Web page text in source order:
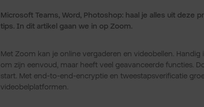
Microsoft Teams, Word, Photoshop: haal je alles uit deze
tips. In dit artikel gaan we in op Zoom.
Met Zoom kan je online vergaderen en videobellen.
om zijn eenvoud, maar heeft veel geavanceerde functies.
start. Met end-to-end-encryptie en tweestapsverificatie
videobelplatformen.